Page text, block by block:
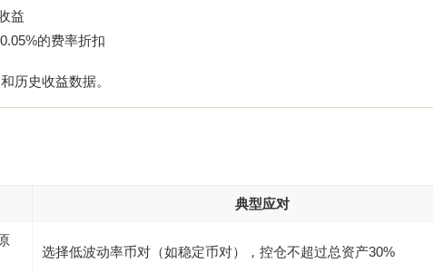
益
的费率折扣
历史收益数据。
典型应对
选择低波动率币对（如稳定币对），控仓不超过总资产30%